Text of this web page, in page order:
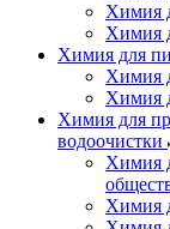
Химия
Химия
Химия для
Химия
Химия
Химия для
водоочистки
Химия
Химия